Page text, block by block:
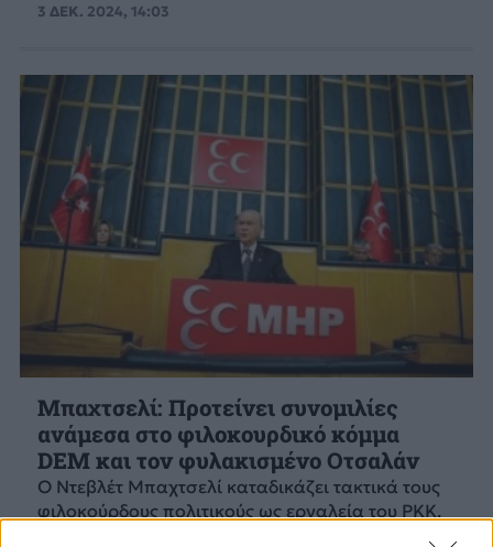
3 ΔΕΚ. 2024, 14:03
Μπαχτσελί: Προτείνει συνομιλίες
ανάμεσα στο φιλοκουρδικό κόμμα
DEM και τον φυλακισμένο Οτσαλάν
Ο Ντεβλέτ Μπαχτσελί καταδικάζει τακτικά τους
φιλοκούρδους πολιτικούς ως εργαλεία του PKK.